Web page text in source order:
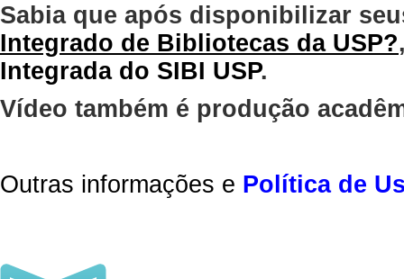
Sabia que após disponibilizar
Integrado de Bibliotecas da USP?
Integrada do SIBI USP.
Vídeo também é produção
Outras informações e Política de